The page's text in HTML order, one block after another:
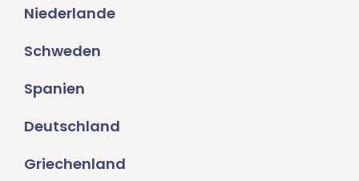
Niederlande
Schweden
Spanien
Deutschland
Griechenland